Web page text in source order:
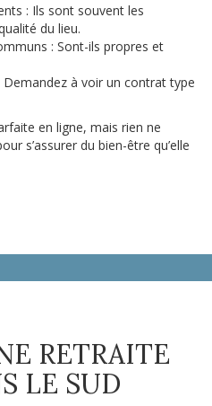
: Ils sont souvent les
du lieu.
: Sont-ils propres et
Demandez à voir un contrat type
en ligne, mais rien ne
s’assurer du bien-être qu’elle
RETRAITE
LE SUD